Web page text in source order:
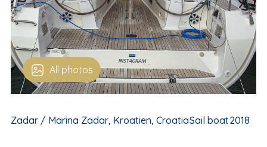
All photos
Zadar / Marina Zadar, Kroatien, CroatiaSail boat2018